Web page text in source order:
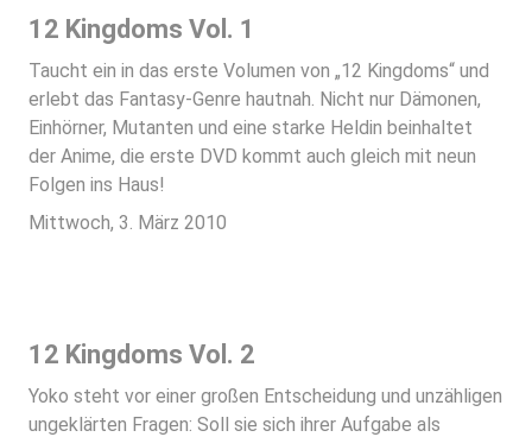
12 Kingdoms Vol. 1
Taucht ein in das erste Volumen von „12 Kingdoms“ und
erlebt das Fantasy-Genre hautnah. Nicht nur Dämonen,
Einhörner, Mutanten und eine starke Heldin beinhaltet
der Anime, die erste DVD kommt auch gleich mit neun
Folgen ins Haus!
Mittwoch, 3. März 2010
12 Kingdoms Vol. 2
Yoko steht vor einer großen Entscheidung und unzähligen
ungeklärten Fragen: Soll sie sich ihrer Aufgabe als